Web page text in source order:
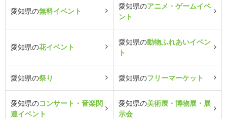
愛知県の無料イベント
愛知県のアニメ・ゲームイベ
ント
愛知県の花イベント
愛知県の動物ふれあいイベン
ト
愛知県の祭り 愛知県のフリーマーケット
愛知県のコンサート・音楽関
連イベント
愛知県の美術展・博物展・展
示会